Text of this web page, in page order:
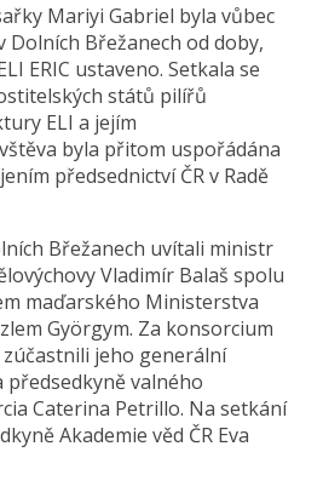
Mariyi Gabriel byla vůbec
Dolních Břežanech od doby,
ERIC ustaveno. Setkala se
států pilířů
ELI a jejím
byla přitom uspořádána
předsednictví ČR v Radě
Břežanech uvítali ministr
Vladimír Balaš spolu
maďarského Ministerstva
Györgym. Za konsorcium
zúčastnili jeho generální
předsedkyně valného
Caterina Petrillo. Na setkání
Akademie věd ČR Eva